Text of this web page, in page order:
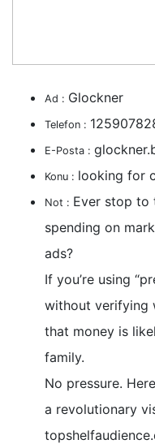
Ad : Glockner
Telefon :
E-Posta :
Konu : looking for
Not : Ever stop to
spending on
ads?
If you’re using
without verifying
that money is
family.
No pressure.
a revolutionary